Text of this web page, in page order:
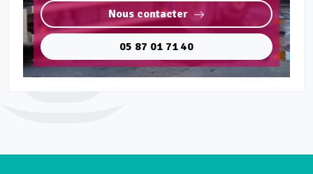
Nous contacter
05 87 01 71 40